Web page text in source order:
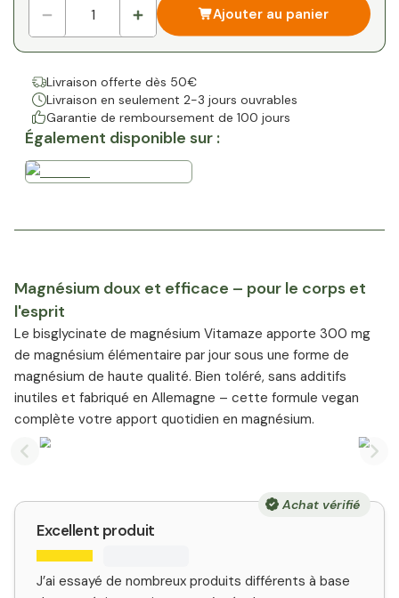
Ajouter au panier
Livraison offerte dès 50€
Livraison en seulement 2-3 jours ouvrables
Garantie de remboursement de 100 jours
Également disponible sur :
Magnésium doux et efficace – pour le corps et
l'esprit
Le bisglycinate de magnésium Vitamaze apporte 300 mg
de magnésium élémentaire par jour sous une forme de
magnésium de haute qualité. Bien toléré, sans additifs
inutiles et fabriqué en Allemagne – cette formule vegan
complète votre apport quotidien en magnésium.
Previous slide
Achat vérifié
Excellent produit
J’ai essayé de nombreux produits différents à base